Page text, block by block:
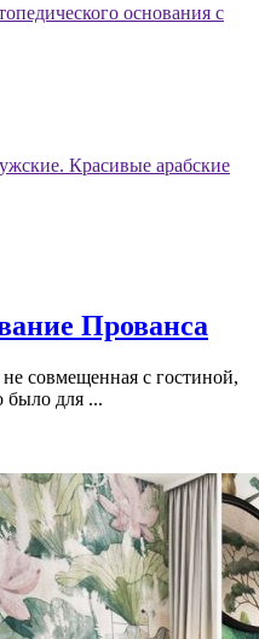
основания с
Красивые арабские
Прованса
совмещенная с гостиной,
было для ...